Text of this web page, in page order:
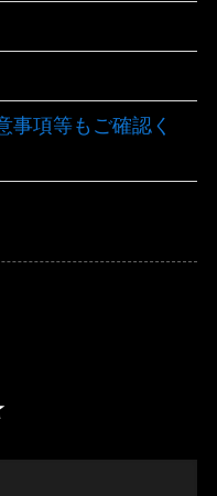
事項等もご確認く